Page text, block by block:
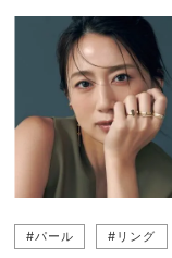
#パール #リング